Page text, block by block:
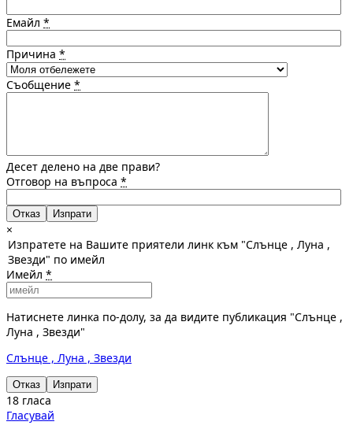
Емайл *
Причина *
Съобщение *
Десет делено на две прави?
Отговор на въпроса *
Отказ
×
Изпратете на Вашите приятели линк към "Слънце , Луна ,
Звезди" по имейл
Имейл *
Натиснете линка по-долу, за да видите публикация "Слънце ,
Луна , Звезди"
Слънце , Луна , Звезди
Отказ Изпрати
18 гласа
Гласувай